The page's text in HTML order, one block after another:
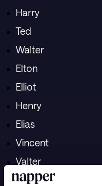
Harry
Ted
Walter
Elton
Elliot
Henry
Elias
Vincent
Valter
Noel